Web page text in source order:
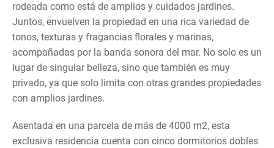
rodeada como está de amplios y cuidados jardines.
Juntos, envuelven la propiedad en una rica variedad de
tonos, texturas y fragancias florales y marinas,
acompañadas por la banda sonora del mar. No solo es un
lugar de singular belleza, sino que también es muy
privado, ya que solo limita con otras grandes propiedades
con amplios jardines.
Asentada en una parcela de más de 4000 m2, esta
exclusiva residencia cuenta con cinco dormitorios dobles